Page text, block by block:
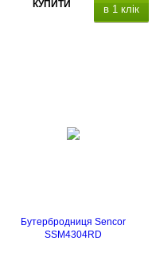
КУПИТИ
в 1 клік
Бутербродниця Sencor
SSM4304RD